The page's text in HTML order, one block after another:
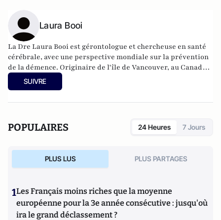
Laura Booi
La Dre Laura Booi est gérontologue et chercheuse en santé
cérébrale, avec une perspective mondiale sur la prévention
de la démence. Originaire de l'île de Vancouver, au Canada,
elle vit désormais à Newcastle upon Tyne, au Royaume-Uni.
SUIVRE
POPULAIRES 24 Heures 7 Jours
PLUS LUS PLUS PARTAGES
1Les Français moins riches que la moyenne
européenne pour la 3e année consécutive : jusqu'où
ira le grand déclassement ?